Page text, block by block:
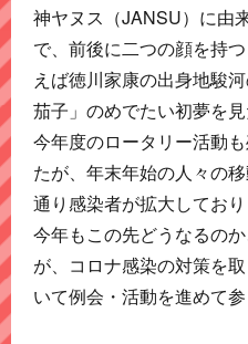
神ヤヌス（JANSU）に由
で、前後に二つの顔を持
えば徳川家康の出身地駿
茄子」のめでたい初夢を
今年度のロータリー活動
たが、年末年始の人々の
通り感染者が拡大しており
今年もこの先どうなるの
が、コロナ感染の対策を
いて例会・活動を進めて参